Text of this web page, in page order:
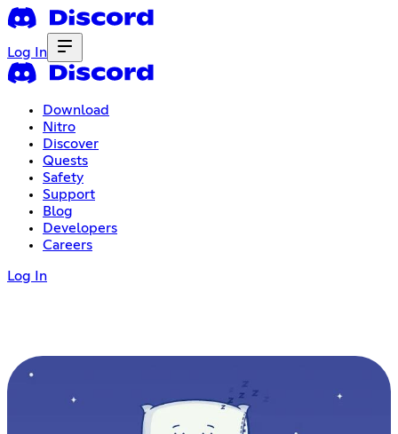
Log In
Download
Nitro
Discover
Quests
Safety
Support
Blog
Developers
Careers
Log In